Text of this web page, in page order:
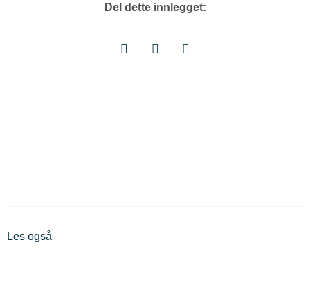
Del dette innlegget:
Les også